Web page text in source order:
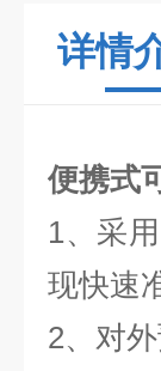
详情
便携式
1、采
现快速
2、对